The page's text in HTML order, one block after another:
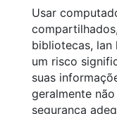
Usar
bibliotecas, lan
um risco
suas
geralmente
segurança